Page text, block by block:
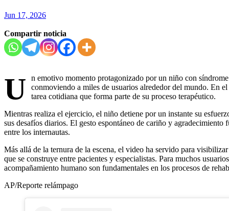
Jun 17, 2026
Compartir noticia
U
n emotivo momento protagonizado por un niño con
conmoviendo a miles de usuarios alrededor del mundo. En
tarea cotidiana que forma parte de su proceso terapéutico.
Mientras realiza el ejercicio, el niño detiene por un instante su
sus desafíos diarios. El gesto espontáneo de cariño y
entre los internautas.
Más allá de la ternura de la escena, el video ha servido para
que se construye entre pacientes y especialistas. Para muchos
acompañamiento humano son fundamentales en los procesos de
AP/Reporte relámpago